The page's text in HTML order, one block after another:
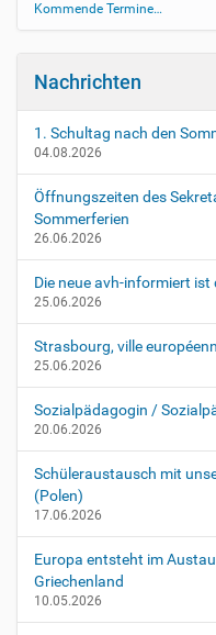
Kommende Termine…
Nachrichten
1. Schultag nach den
04.08.2026
Öffnungszeiten des
Sommerferien
26.06.2026
Die neue avh-informiert ist
25.06.2026
Strasbourg, ville
25.06.2026
Sozialpädagogin /
20.06.2026
Schüleraustausch mit
(Polen)
17.06.2026
Europa entsteht im
Griechenland
10.05.2026